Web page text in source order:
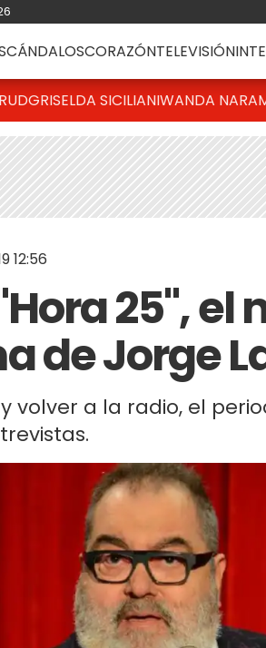
CORAZÓNTELEVISIÓN
GRISELDA SICILIANIWANDA NARA
12:56
25", el
de Jorge
volver a la radio, el